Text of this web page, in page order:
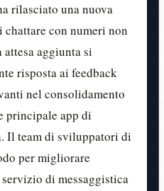
rilasciato una nuova
con numeri non
aggiunta si
risposta ai feedback
nel consolidamento
principale app di
Il team di sviluppatori di
per migliorare
di messaggistica